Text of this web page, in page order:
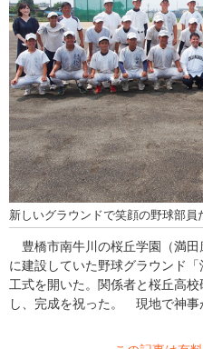
新しいグラウンドで笑顔の野球部員
豊橋市南牛川の桜丘学園（満
に建設していた野球グラウンド「
工式を開いた。関係者と桜丘高
し、完成を祝った。 現地で神事